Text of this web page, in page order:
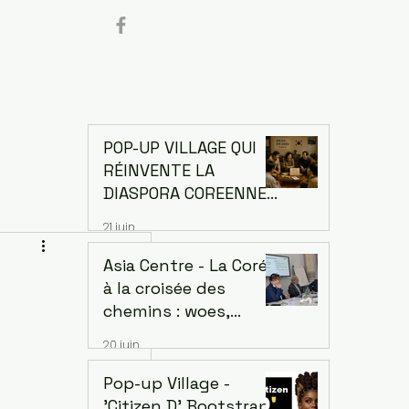
POP-UP VILLAGE QUI
RÉINVENTE LA
DIASPORA COREENNE.
changé le monde
grâce à sa diaspora —
et ce que l'Afrique
peut en apprendre
21 juin
Asia Centre - La Corée
à la croisée des
chemins : woes,
économie singulière.
Dr. Jaehoon Yoo,
économiste et ancien
20 juin
Pop-up Village -